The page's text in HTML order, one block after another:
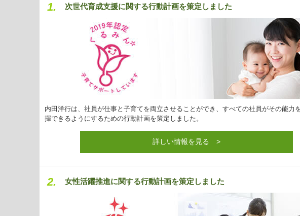
1. 次世代育成支援に関する行動計画を策定しました
内田洋行は、社員が仕事と子育てを両立させることができ、すべての社員がその能力
揮できるようにするための行動計画を策定しました。
詳しい情報を見る >
2. 女性活躍推進に関する行動計画を策定しました